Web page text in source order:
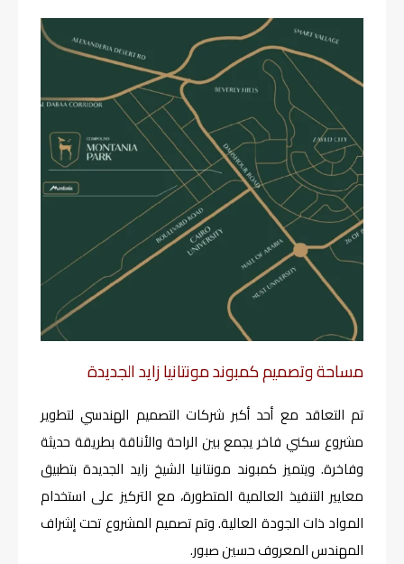
مساحة وتصميم كمبوند مونتانيا زايد الجديدة
تم التعاقد مع أحد أكبر شركات التصميم الهندسي لتطوير
مشروع سكني فاخر يجمع بين الراحة والأناقة بطريقة حديثة
وفاخرة. ويتميز كمبوند مونتانيا الشيخ زايد الجديدة بتطبيق
معايير التنفيذ العالمية المتطورة، مع التركيز على استخدام
المواد ذات الجودة العالية. وتم تصميم المشروع تحت إشراف
المهندس المعروف حسين صبور.